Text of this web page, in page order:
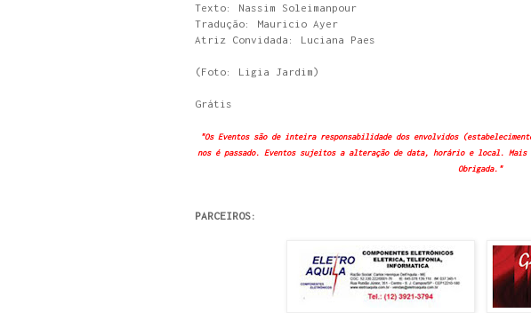
Texto: Nassim Soleimanpour
Tradução: Mauricio Ayer
Atriz Convidada: Luciana Paes
(Foto: Ligia Jardim)
Grátis
"Os Eventos são de inteira responsabilidade dos envolvidos
nos é passado. Eventos sujeitos a alteração de data, horário e local.
Obrigada."
PARCEIROS: